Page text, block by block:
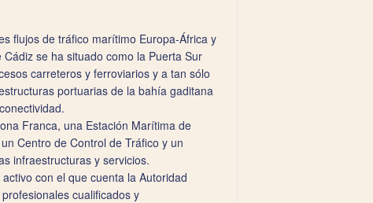
flujos de tráfico marítimo Europa-África y
se ha situado como la Puerta Sur
carreteros y ferroviarios y a tan sólo
portuarias de la bahía gaditana
Franca, una Estación Marítima de
Centro de Control de Tráfico y un
infraestructuras y servicios.
con el que cuenta la Autoridad
cualificados y